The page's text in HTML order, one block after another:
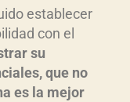
establecer
con el
su
que no
es la mejor